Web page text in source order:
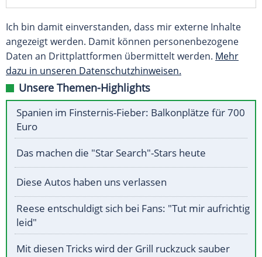
Ich bin damit einverstanden, dass mir externe Inhalte
angezeigt werden. Damit können personenbezogene
Daten an Drittplattformen übermittelt werden. Mehr
dazu in unseren Datenschutzhinweisen.
Unsere Themen-Highlights
Spanien im Finsternis-Fieber: Balkonplätze für 700
Euro
Das machen die "Star Search"-Stars heute
Diese Autos haben uns verlassen
Reese entschuldigt sich bei Fans: "Tut mir aufrichtig
leid"
Mit diesen Tricks wird der Grill ruckzuck sauber